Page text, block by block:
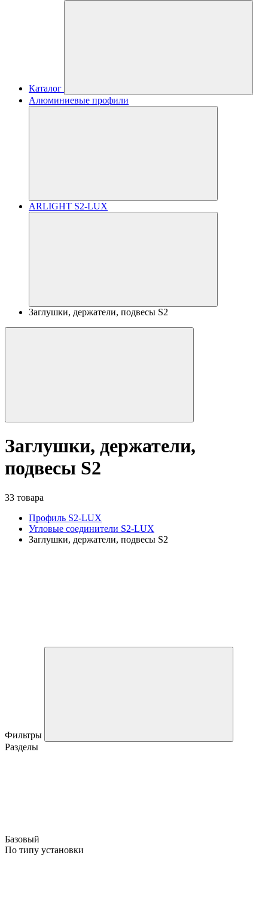
Каталог
Алюминиевые профили
ARLIGHT S2-LUX
Заглушки, держатели, подвесы S2
Заглушки, держатели,
подвесы S2
33 товара
Профиль S2-LUX
Угловые соединители S2-LUX
Заглушки, держатели, подвесы S2
Фильтры
Разделы
Базовый
По типу установки